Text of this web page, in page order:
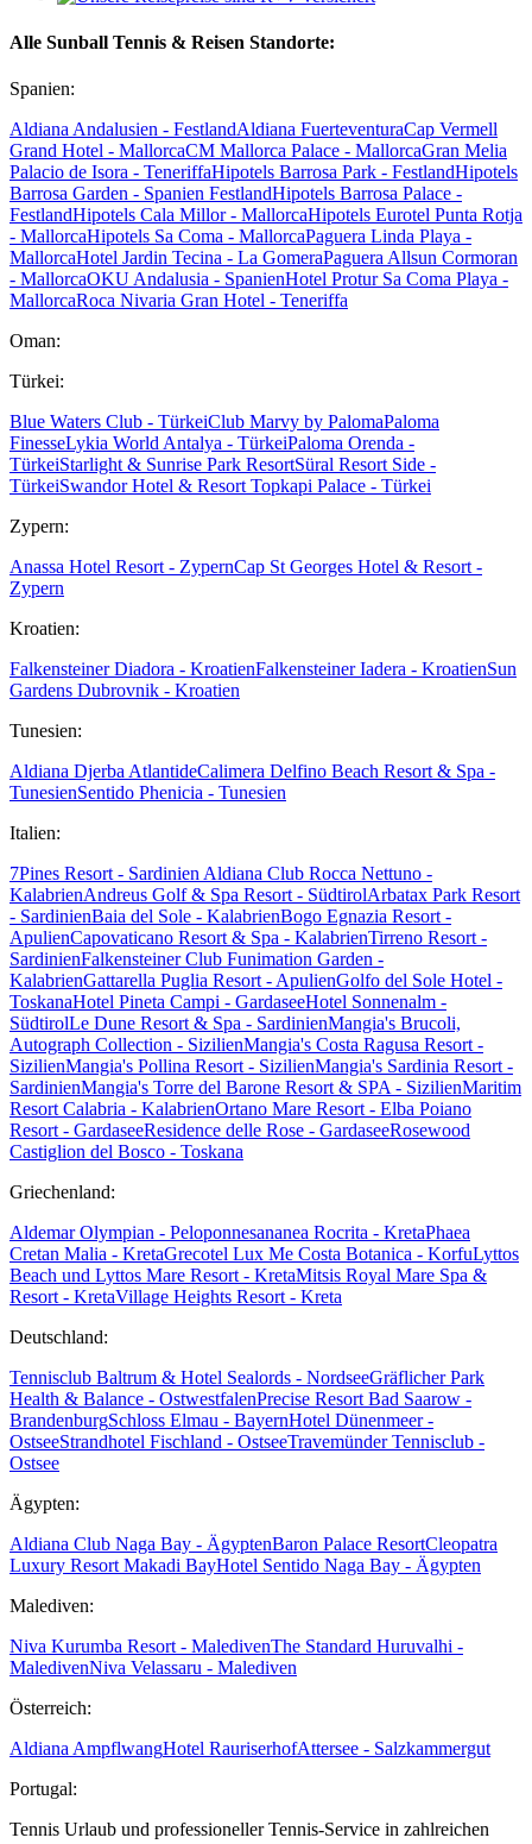
Alle Sunball Tennis & Reisen Standorte:
Spanien:
Aldiana Andalusien - FestlandAldiana FuerteventuraCap Vermell
Grand Hotel - MallorcaCM Mallorca Palace - MallorcaGran Melia
Palacio de Isora - TeneriffaHipotels Barrosa Park - FestlandHipotels
Barrosa Garden - Spanien FestlandHipotels Barrosa Palace -
FestlandHipotels Cala Millor - MallorcaHipotels Eurotel Punta Rotja
- MallorcaHipotels Sa Coma - MallorcaPaguera Linda Playa -
MallorcaHotel Jardin Tecina - La GomeraPaguera Allsun Cormoran
- MallorcaOKU Andalusia - SpanienHotel Protur Sa Coma Playa -
MallorcaRoca Nivaria Gran Hotel - Teneriffa
Oman:
Türkei:
Blue Waters Club - TürkeiClub Marvy by PalomaPaloma
FinesseLykia World Antalya - TürkeiPaloma Orenda -
TürkeiStarlight & Sunrise Park ResortSüral Resort Side -
TürkeiSwandor Hotel & Resort Topkapi Palace - Türkei
Zypern:
Anassa Hotel Resort - ZypernCap St Georges Hotel & Resort -
Zypern
Kroatien:
Falkensteiner Diadora - KroatienFalkensteiner Iadera - KroatienSun
Gardens Dubrovnik - Kroatien
Tunesien:
Aldiana Djerba AtlantideCalimera Delfino Beach Resort & Spa -
TunesienSentido Phenicia - Tunesien
Italien:
7Pines Resort - Sardinien Aldiana Club Rocca Nettuno -
KalabrienAndreus Golf & Spa Resort - SüdtirolArbatax Park Resort
- SardinienBaia del Sole - KalabrienBogo Egnazia Resort -
ApulienCapovaticano Resort & Spa - KalabrienTirreno Resort -
SardinienFalkensteiner Club Funimation Garden -
KalabrienGattarella Puglia Resort - ApulienGolfo del Sole Hotel -
ToskanaHotel Pineta Campi - GardaseeHotel Sonnenalm -
SüdtirolLe Dune Resort & Spa - SardinienMangia's Brucoli,
Autograph Collection - SizilienMangia's Costa Ragusa Resort -
SizilienMangia's Pollina Resort - SizilienMangia's Sardinia Resort -
SardinienMangia's Torre del Barone Resort & SPA - SizilienMaritim
Resort Calabria - KalabrienOrtano Mare Resort - Elba Poiano
Resort - GardaseeResidence delle Rose - GardaseeRosewood
Castiglion del Bosco - Toskana
Griechenland:
Aldemar Olympian - Peloponnesananea Rocrita - KretaPhaea
Cretan Malia - KretaGrecotel Lux Me Costa Botanica - KorfuLyttos
Beach und Lyttos Mare Resort - KretaMitsis Royal Mare Spa &
Resort - KretaVillage Heights Resort - Kreta
Deutschland:
Tennisclub Baltrum & Hotel Sealords - NordseeGräflicher Park
Health & Balance - OstwestfalenPrecise Resort Bad Saarow -
BrandenburgSchloss Elmau - BayernHotel Dünenmeer -
OstseeStrandhotel Fischland - OstseeTravemünder Tennisclub -
Ostsee
Ägypten:
Aldiana Club Naga Bay - ÄgyptenBaron Palace ResortCleopatra
Luxury Resort Makadi BayHotel Sentido Naga Bay - Ägypten
Malediven:
Niva Kurumba Resort - MaledivenThe Standard Huruvalhi -
MaledivenNiva Velassaru - Malediven
Österreich:
Aldiana AmpflwangHotel RauriserhofAttersee - Salzkammergut
Portugal:
Tennis Urlaub und professioneller Tennis-Service in zahlreichen